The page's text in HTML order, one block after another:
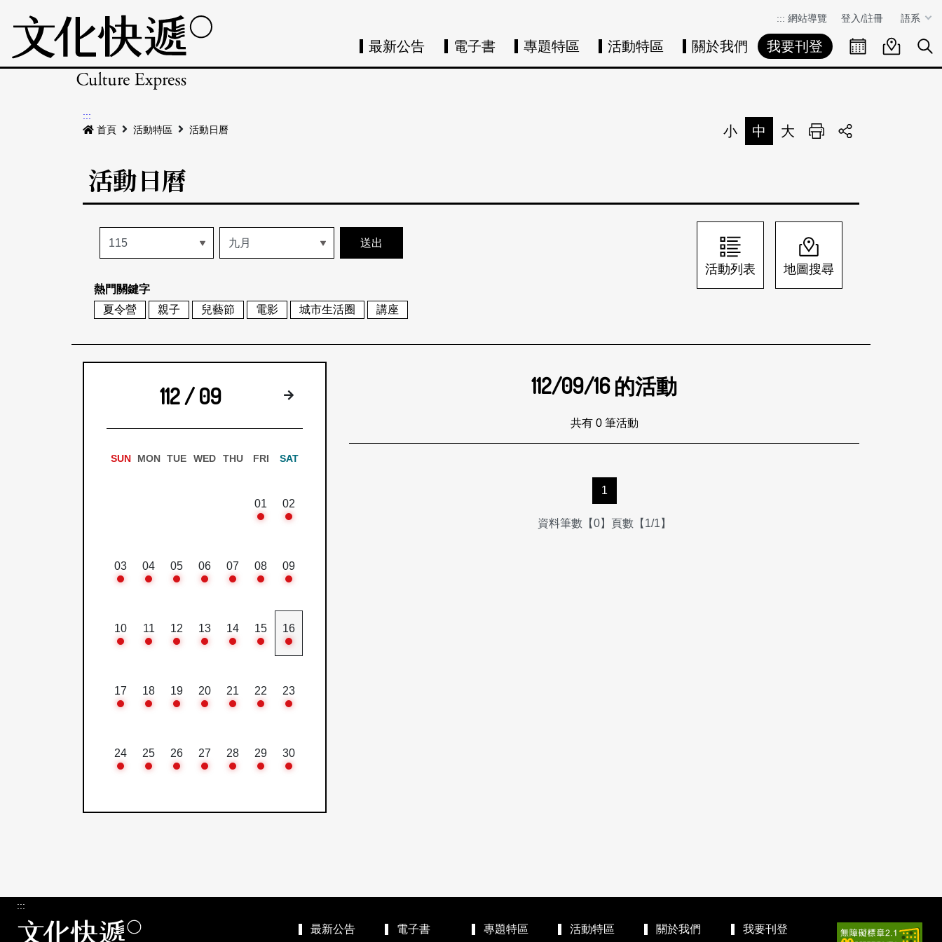
::: 網站導覽 登入/註冊 語系
最新公告 電子書 專題特區 活動特區 關於我們 我要刊登 活動日曆活動地圖展
:::
首頁
活動特區 活動日曆 小 中 大 列印
活動日曆
熱門關鍵字
夏令營
親子 兒藝節 電影 城市生活圈 講座
活動列表 地圖搜尋
112 / 09 下個月
SUN MON TUE WED THU FRI SAT
01 02
03 04 05 06 07 08 09
10 11 12 13 14 15 16
17 18 19 20 21 22 23
24 25 26 27 28 29 30
112/09/16的活動
共有 0 筆活動
1
資料筆數【0】頁數【1/1】
:::
最新公告 電子書 專題特區 活動特區 關於我們 我要刊登